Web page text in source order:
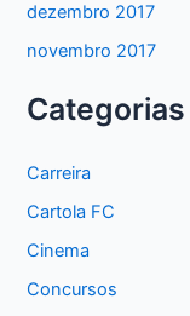
dezembro 2017
novembro 2017
Categorias
Carreira
Cartola FC
Cinema
Concursos